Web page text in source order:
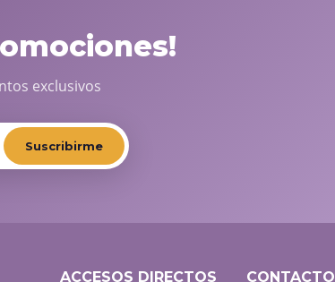
exclusivos
Suscribirme
ACCESOS DIRECTOS CONTACTO